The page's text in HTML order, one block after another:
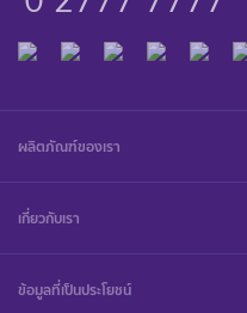
ผลิตภัณฑ์ของเรา
เกี่ยวกับเรา
ข้อมูลที่เป็นประโยชน์